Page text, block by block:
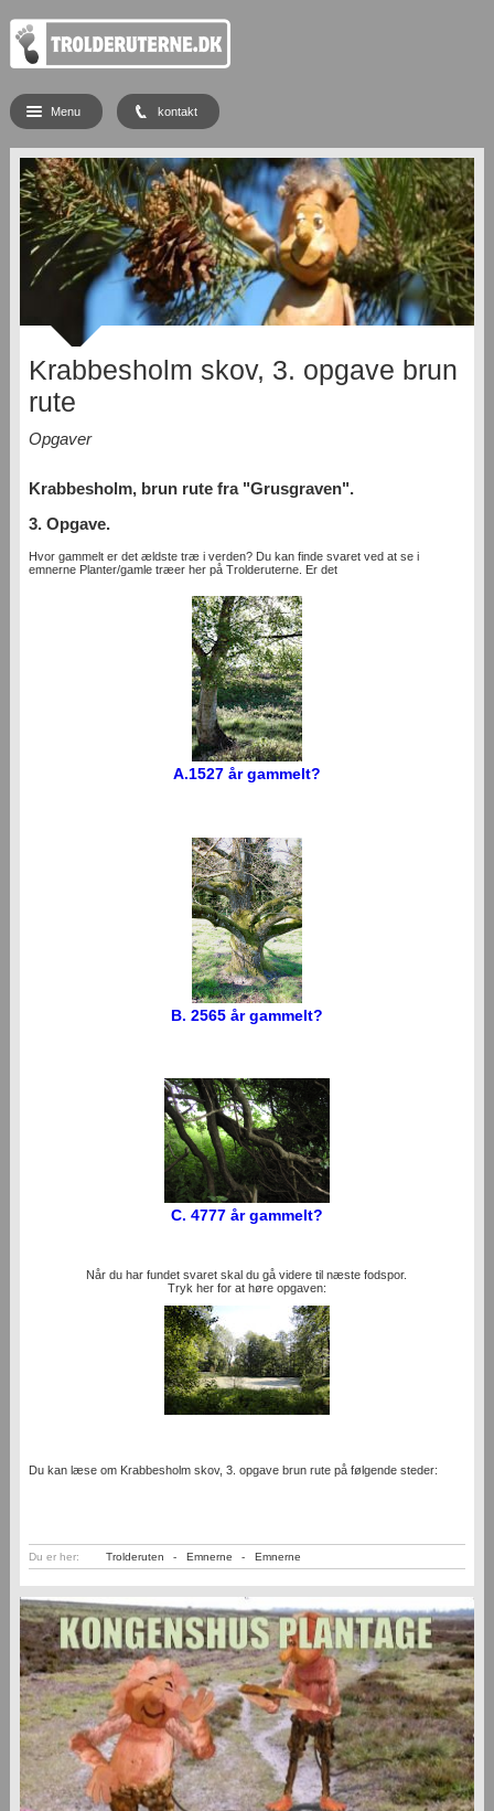
Krabbesholm skov, 3. opgave brun
rute
Opgaver
Krabbesholm, brun rute fra "Grusgraven".
3. Opgave.
Hvor gammelt er det ældste træ i verden? Du kan finde svaret ved at se i
emnerne Planter/gamle træer her på Trolderuterne. Er det
A.1527 år gammelt?
B. 2565 år gammelt?
C. 4777 år gammelt?
Når du har fundet svaret skal du gå videre til næste fodspor.
Tryk her for at høre opgaven:
Du kan læse om Krabbesholm skov, 3. opgave brun rute på følgende steder:
Du er her: Trolderuten - Emnerne - Emnerne
Menu kontakt